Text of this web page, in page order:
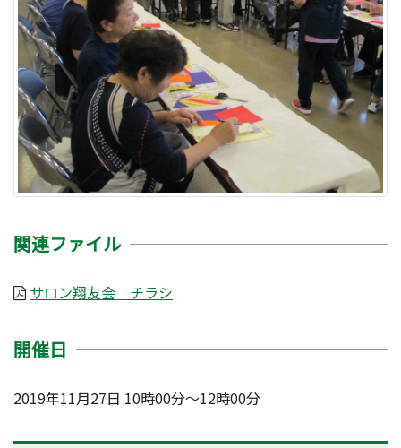
関連ファイル
サロン翔友会 チラシ
開催日
2019年11月27日 10時00分～12時00分